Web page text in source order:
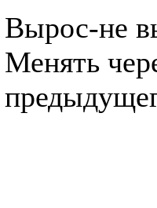
Вырос-не
Менять